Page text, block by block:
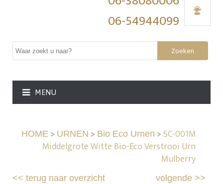
06-54944099
Zoeken
MENU
HOME> URNEN > Bio Eco Urnen >SC-001M
Middelgrote Witte Bio-Eco Verstrooi Urn
Mulberry
<<terug naar overzicht volgende>>